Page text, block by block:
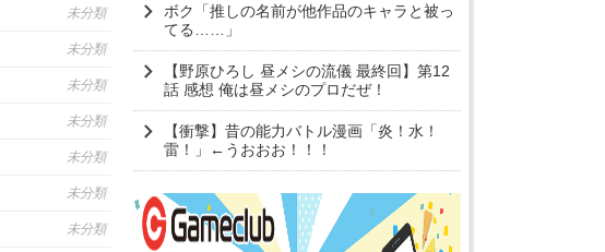
未分類
未分類
未分類
未分類
未分類
未分類
未分類
ボク「推しの名前が他作品のキャラと被っ
てる……」
【野原ひろし 昼メシの流儀 最終回】第12
話 感想 俺は昼メシのプロだぜ！
【衝撃】昔の能力バトル漫画「炎！水！
雷！」←うおおお！！！